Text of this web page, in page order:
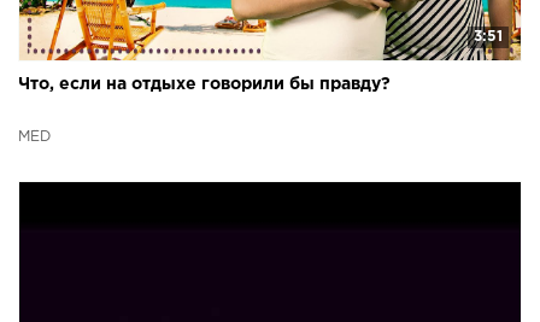
3:51
Что, если на отдыхе говорили бы правду?
МЁD